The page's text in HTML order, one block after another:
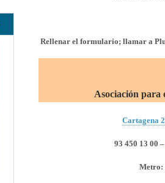
Rellenar el formulario; llamar a
Asociación para
Cartagena
93 450 13 00 –
Metro: